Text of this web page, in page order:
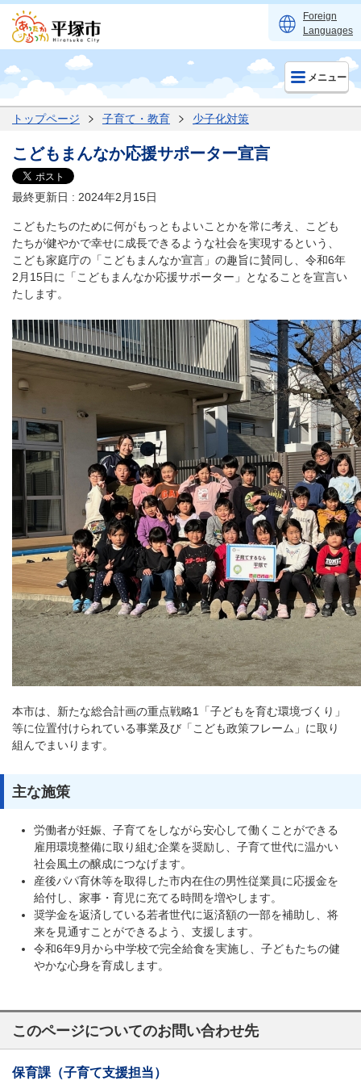
Foreign
Languages
メニュー
トップページ 子育て・教育 少子化対策
こどもまんなか応援サポーター宣言
最終更新日 : 2024年2月15日
こどもたちのために何がもっともよいことかを常に考え、こども
たちが健やかで幸せに成長できるような社会を実現するという、
こども家庭庁の「こどもまんなか宣言」の趣旨に賛同し、令和6年
2月15日に「こどもまんなか応援サポーター」となることを宣言い
たします。
​本市は、新たな総合計画の重点戦略1「子どもを育む環境づくり」
等に位置付けられている事業及び「こども政策フレーム」に取り
組んでまいります。
主な施策
労働者が妊娠、子育てをしながら安心して働くことができる
雇用環境整備に取り組む企業を奨励し、子育て世代に温かい
社会風土の醸成につなげます。
産後パパ育休等を取得した市内在住の男性従業員に応援金を
給付し、家事・育児に充てる時間を増やします。
奨学金を返済している若者世代に返済額の一部を補助し、将
来を見通すことができるよう、支援します。
令和6年9月から中学校で完全給食を実施し、子どもたちの健
やかな心身を育成します。
このページについてのお問い合わせ先
保育課（子育て支援担当）